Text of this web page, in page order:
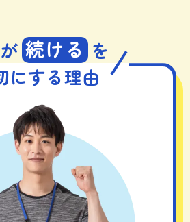
続ける を
にする理由